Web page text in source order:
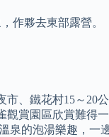
作夥去東部露營。
、鐵花村15～20
賞園區欣賞難得
的泡湯樂趣，一